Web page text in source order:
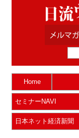
Home
セミナーNAVI
日本ネット経済新聞